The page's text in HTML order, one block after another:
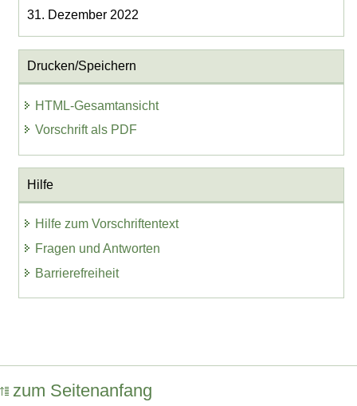
31. Dezember 2022
Drucken/Speichern
HTML-Gesamtansicht
Vorschrift als PDF
Hilfe
Hilfe zum Vorschriftentext
Fragen und Antworten
Barrierefreiheit
zum Seitenanfang